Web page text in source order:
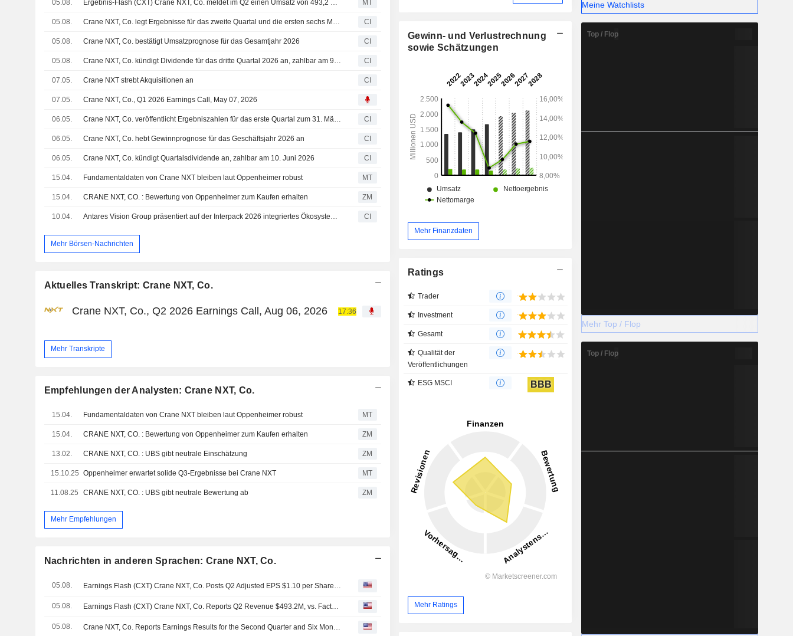
05.08. Ergebnis-Flash (CXT) Crane NXT, Co. meldet im Q2 einen Umsatz von 493,2 Mio. USD, gegenüber der FactSet-Schätzung von 475,6 Mio. USD MT
05.08. Crane NXT, Co. legt Ergebnisse für das zweite Quartal und die ersten sechs Monate bis zum 30. Juni 2026 vor CI
05.08. Crane NXT, Co. bestätigt Umsatzprognose für das Gesamtjahr 2026 CI
05.08. Crane NXT, Co. kündigt Dividende für das dritte Quartal 2026 an, zahlbar am 9. September 2026 CI
07.05. Crane NXT strebt Akquisitionen an CI
07.05. Crane NXT, Co., Q1 2026 Earnings Call, May 07, 2026
06.05. Crane NXT, Co. veröffentlicht Ergebniszahlen für das erste Quartal zum 31. März 2026 CI
06.05. Crane NXT, Co. hebt Gewinnprognose für das Geschäftsjahr 2026 an CI
06.05. Crane NXT, Co. kündigt Quartalsdividende an, zahlbar am 10. Juni 2026 CI
15.04. Fundamentaldaten von Crane NXT bleiben laut Oppenheimer robust MT
15.04. CRANE NXT, CO. : Bewertung von Oppenheimer zum Kaufen erhalten ZM
10.04. Antares Vision Group präsentiert auf der Interpack 2026 integriertes Ökosystem für Qualität, Sicherheit und Transparenz CI
Mehr Börsen-Nachrichten
Aktuelles Transkript: Crane NXT, Co.
Crane NXT, Co., Q2 2026 Earnings Call, Aug 06, 2026 17:36
Mehr Transkripte
Empfehlungen der Analysten: Crane NXT, Co.
15.04. Fundamentaldaten von Crane NXT bleiben laut Oppenheimer robust MT
15.04. CRANE NXT, CO. : Bewertung von Oppenheimer zum Kaufen erhalten ZM
13.02. CRANE NXT, CO. : UBS gibt neutrale Einschätzung ZM
15.10.25 Oppenheimer erwartet solide Q3-Ergebnisse bei Crane NXT MT
11.08.25 CRANE NXT, CO. : UBS gibt neutrale Bewertung ab ZM
Mehr Empfehlungen
Nachrichten in anderen Sprachen: Crane NXT, Co.
05.08. Earnings Flash (CXT) Crane NXT, Co. Posts Q2 Adjusted EPS $1.10 per Share, vs. FactSet Est of $1.04
05.08. Earnings Flash (CXT) Crane NXT, Co. Reports Q2 Revenue $493.2M, vs. FactSet Est of $475.6M
05.08. Crane NXT, Co. Reports Earnings Results for the Second Quarter and Six Months Ended June 30, 2026
Gewinn- und Verlustrechnung
sowie Schätzungen
Mehr Finanzdaten
Ratings
Trader
Investment
Gesamt
Qualität der
Veröffentlichungen
ESG MSCI BBB
Mehr Ratings
Meine Watchlists
Top / Flop
Mehr Top / Flop
Top / Flop